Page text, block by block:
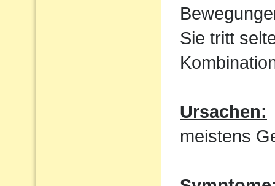
Sie tritt
Ursachen:
meistens